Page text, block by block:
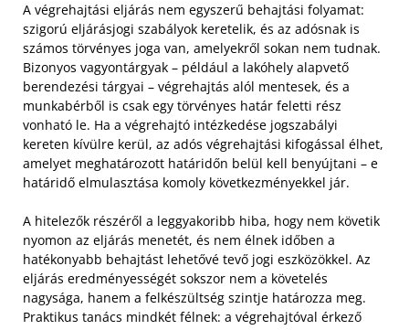
A végrehajtási eljárás nem egyszerű behajtási folyamat:
szigorú eljárásjogi szabályok keretelik, és az adósnak is
számos törvényes joga van, amelyekről sokan nem tudnak.
Bizonyos vagyontárgyak – például a lakóhely alapvető
berendezési tárgyai – végrehajtás alól mentesek, és a
munkabérből is csak egy törvényes határ feletti rész
vonható le. Ha a végrehajtó intézkedése jogszabályi
kereten kívülre kerül, az adós végrehajtási kifogással élhet,
amelyet meghatározott határidőn belül kell benyújtani – e
határidő elmulasztása komoly következményekkel jár.
A hitelezők részéről a leggyakoribb hiba, hogy nem követik
nyomon az eljárás menetét, és nem élnek időben a
hatékonyabb behajtást lehetővé tevő jogi eszközökkel. Az
eljárás eredményességét sokszor nem a követelés
nagysága, hanem a felkészültség szintje határozza meg.
Praktikus tanács mindkét félnek: a végrehajtóval érkező